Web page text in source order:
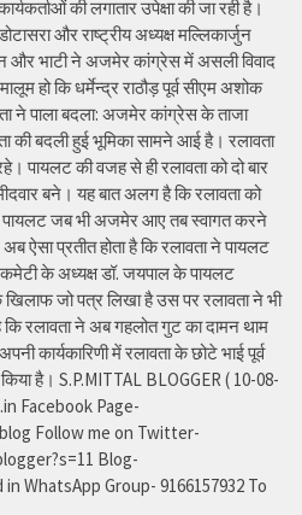
की लगातार उपेक्षा की जा रही है।
और राष्ट्रीय अध्यक्ष मल्लिकार्जुन
भाटी ने अजमेर कांग्रेस में असली विवाद
हो कि धर्मेन्द्र राठौड़ पूर्व सीएम अशोक
ने पाला बदला: अजमेर कांग्रेस के ताजा
की बदली हुई भूमिका सामने आई है। रलावता
पायलट की वजह से ही रलावता को दो बार
बने। यह बात अलग है कि रलावता को
पायलट जब भी अजमेर आए तब स्वागत करने
ऐसा प्रतीत होता है कि रलावता ने पायलट
के अध्यक्ष डॉ. जयपाल के पायलट
जो पत्र लिखा है उस पर रलावता ने भी
कि रलावता ने अब गहलोत गुट का दामन थाम
कार्यकारिणी में रलावता के छोटे भाई पूर्व
किया है। S.P.MITTAL BLOGGER ( 10-08-
Facebook Page-
Follow me on Twitter-
Blog-
WhatsApp Group- 9166157932 To